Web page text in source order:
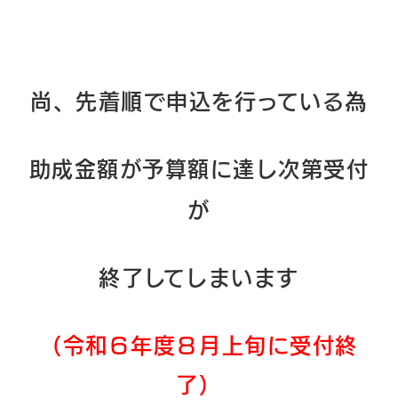
尚、先着順で申込を行っている為
助成金額が予算額に達し次第受付
が
終了してしまいます
（令和６年度８月上旬に受付終
了）